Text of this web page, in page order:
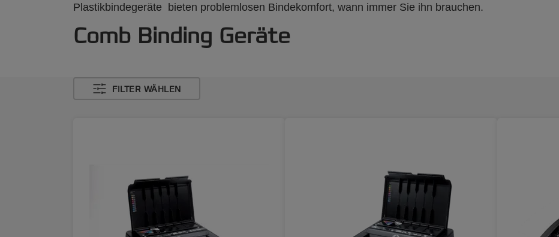
Plastikbindegeräte bieten problemlosen Bindekomfort, wann immer Sie ihn brauchen.
Comb Binding Geräte
FILTER WÄHLEN